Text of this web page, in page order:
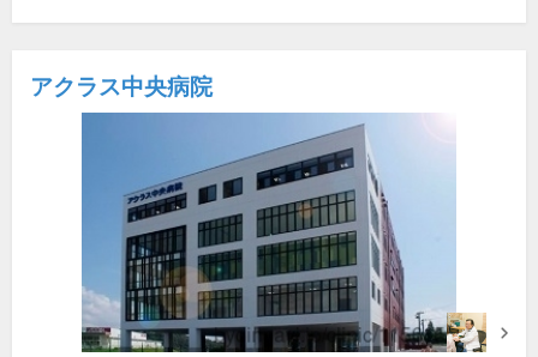
アクラス中央病院